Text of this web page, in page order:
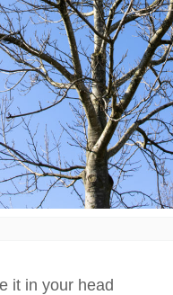
it in your head